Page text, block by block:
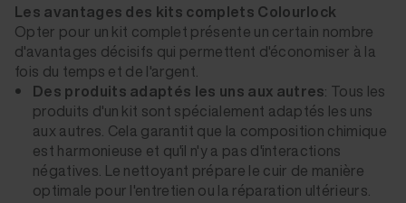
Les avantages des kits complets Colourlock
Opter pour un kit complet présente un certain nombre
d'avantages décisifs qui permettent d'économiser à la
fois du temps et de l'argent.
Des produits adaptés les uns aux autres: Tous les
produits d'un kit sont spécialement adaptés les uns
aux autres. Cela garantit que la composition chimique
est harmonieuse et qu'il n'y a pas d'interactions
négatives. Le nettoyant prépare le cuir de manière
optimale pour l'entretien ou la réparation ultérieurs.